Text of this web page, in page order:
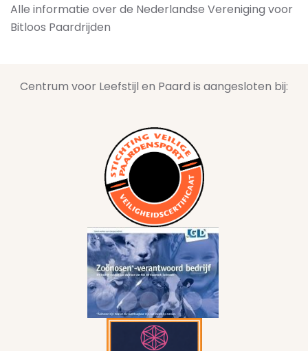
Alle informatie over de Nederlandse Vereniging voor
Bitloos Paardrijden
Centrum voor Leefstijl en Paard is aangesloten bij: